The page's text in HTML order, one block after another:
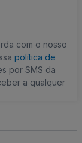
com o nosso
política de
por SMS da
a qualquer